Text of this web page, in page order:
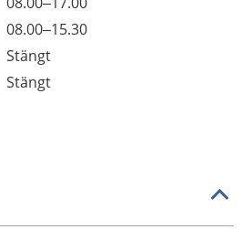
08.00–15.30
Stängt
Stängt